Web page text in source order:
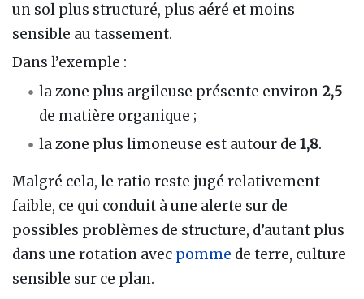
un sol plus structuré, plus aéré et moins
sensible au tassement.
Dans l’exemple :
la zone plus argileuse présente environ 2,5
de matière organique ;
la zone plus limoneuse est autour de1,8.
Malgré cela, le ratio reste jugé relativement
faible, ce qui conduit à une alerte sur de
possibles problèmes de structure, d’autant plus
dans une rotation avec pomme de terre, culture
sensible sur ce plan.